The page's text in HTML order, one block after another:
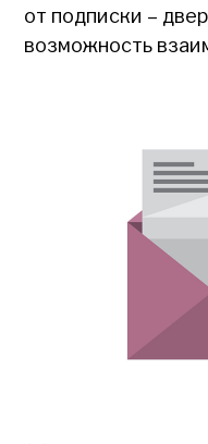
от подписки –
возможность